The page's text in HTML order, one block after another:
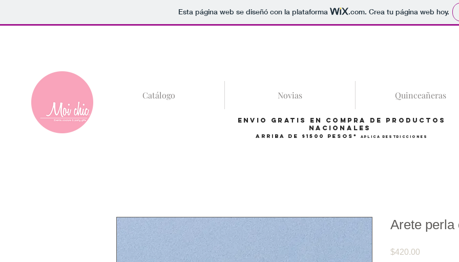
Esta página web se diseñó con la plataforma .com. Crea tu página web hoy.
Catálogo Novias Quinceañeras
Envio gratis en compra de productos
Nacionales
arriba de $1500 pesos* Aplica restricciones
Arete perla
$420.00